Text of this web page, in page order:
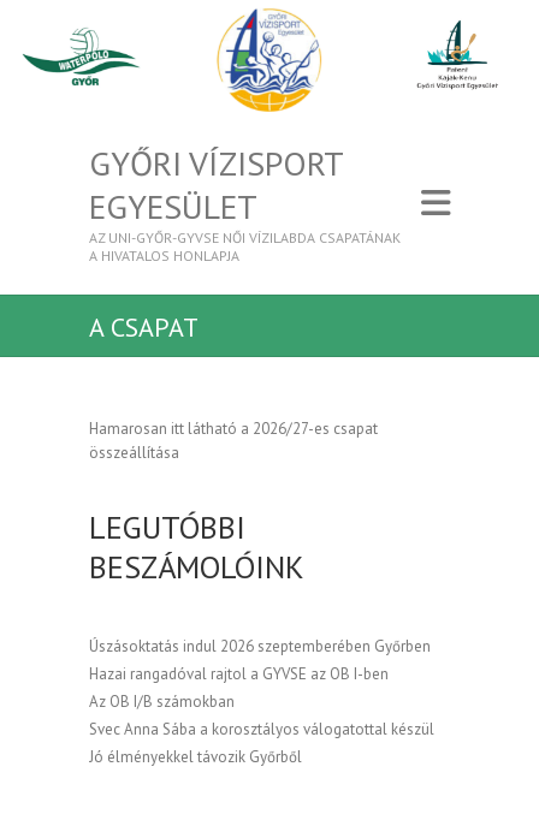
GYŐRI VÍZISPORT
EGYESÜLET
AZ UNI-GYŐR-GYVSE NŐI VÍZILABDA CSAPATÁNAK
A HIVATALOS HONLAPJA
A CSAPAT
Hamarosan itt látható a 2026/27-es csapat
összeállítása
LEGUTÓBBI
BESZÁMOLÓINK
Úszásoktatás indul 2026 szeptemberében Győrben
Hazai rangadóval rajtol a GYVSE az OB I-ben
Az OB I/B számokban
Svec Anna Sába a korosztályos válogatottal készül
Jó élményekkel távozik Győrből